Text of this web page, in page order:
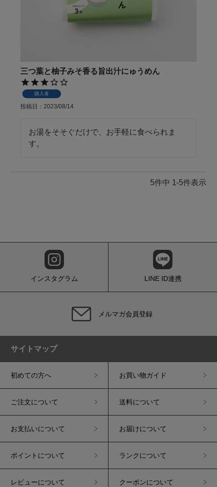
三つ葉と柚子みそ香る旨出汁にゅうめん
購入者
投稿日 2023/08/14
お湯をそそぐだけで、お手軽に食べられま
す。
5件中 1 -5件表示
インスタグラム LINE ID連携
メルマガ会員登録
サイトマップ
初めての方へ お買い物ガイド
ご注文について 送料について
お支払いについて お届けについて
ポイントについて ランクについて
レビューについて クーポンについて